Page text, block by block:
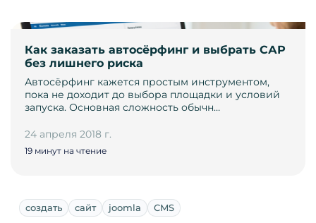
Как заказать автосёрфинг и выбрать САР
без лишнего риска
Автосёрфинг кажется простым инструментом,
пока не доходит до выбора площадки и условий
запуска. Основная сложность обычн…
24 апреля 2018 г.
19 минут на чтение
создать сайт joomla CMS